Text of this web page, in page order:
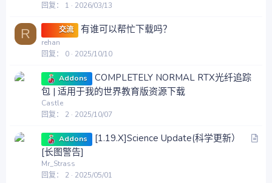
回复
1 2026/03/13
R 交流 有谁可以帮忙下载吗？
rehan
回复
0 2025/10/10
Addons
COMPLETELY NORMAL RTX光纤追踪
包 | 适用于我的世界教育版资源下载
Castle
回复
2 2025/10/07
文
Addons
[1.19.X]Science Update(科学更新）
[长图警告]
Mr_Strass
回复
2 2025/05/01